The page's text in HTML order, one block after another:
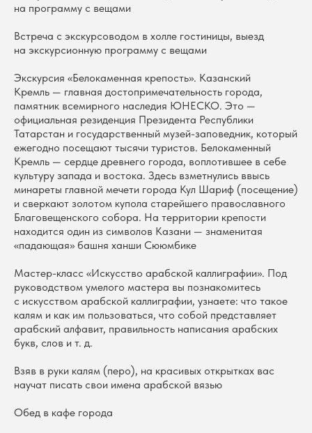
на программу с вещами
Встреча с экскурсоводом в холле гостиницы, выезд
на экскурсионную программу с вещами
Экскурсия «Белокаменная крепость». Казанский
Кремль — главная достопримечательность города,
памятник всемирного наследия ЮНЕСКО. Это —
официальная резиденция Президента Республики
Татарстан и государственный музей-заповедник, который
ежегодно посещают тысячи туристов. Белокаменный
Кремль — сердце древнего города, воплотившее в себе
культуру запада и востока. Здесь взметнулись ввысь
минареты главной мечети города Кул Шариф (посещение)
и сверкают золотом купола старейшего православного
Благовещенского собора. На территории крепости
находится один из символов Казани — знаменитая
«падающая» башня ханши Сююмбике
Мастер-класс «Искусство арабской каллиграфии». Под
руководством умелого мастера вы познакомитесь
с искусством арабской каллиграфии, узнаете: что такое
калям и как им пользоваться, что собой представляет
арабский алфавит, правильность написания арабских
букв, слов и т. д.
Взяв в руки калям (перо), на красивых открытках вас
научат писать свои имена арабской вязью
Обед в кафе города